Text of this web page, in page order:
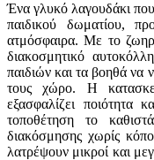
Ένα γλυκό λαγουδάκι που
παιδικού δωματίου,
ατμόσφαιρα. Με το
διακοσμητικό
παιδιών και τα βοηθά να
τους χώρο. Η
εξασφαλίζει ποιότητα
τοποθέτηση το
διακόσμησης χωρίς
λατρέψουν μικροί και